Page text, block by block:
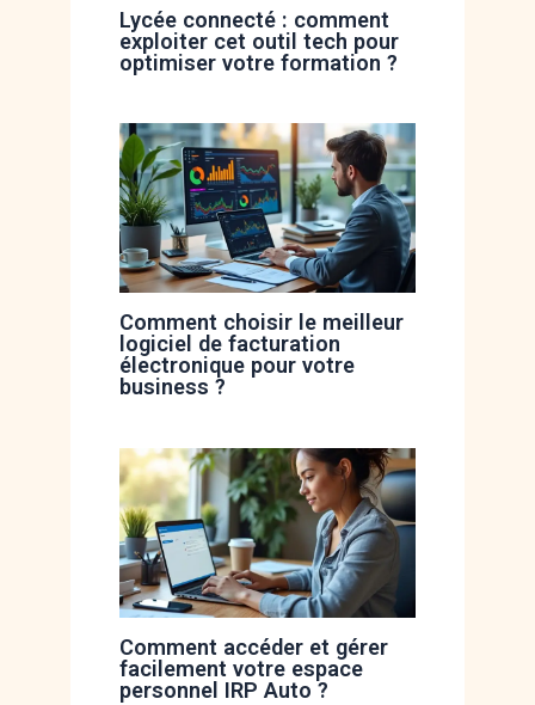
Lycée connecté : comment
exploiter cet outil tech pour
optimiser votre formation ?
Comment choisir le meilleur
logiciel de facturation
électronique pour votre
business ?
Comment accéder et gérer
facilement votre espace
personnel IRP Auto ?